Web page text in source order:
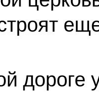
дороге